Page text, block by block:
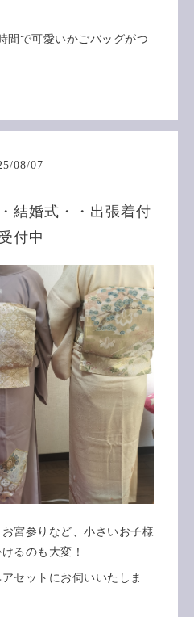
間で可愛いかごバッグがつ
/08/07
結婚式・・出張着付
付中
宮参りなど、小さいお子様
るのも大変！
セットにお伺いいたしま